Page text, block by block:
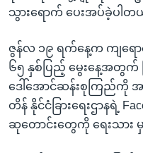
ညွန်း
စာမျက်နှာ
သို့
ကျော်
ကြည့်
ရှာဖွေ
သုတပဒေသာ အင်္ဂလိပ်စာ
Learning English
ဗွီအိုအေ လူမှုကွန်ယက်များ
ဘာသာစကားများ
သွားရောက် ပေးအပ်ခဲ့ပါတ
ဇွန်လ ၁၉ ရက်နေ့က ကျရေ
၆၅ နှစ်ပြည့် မွေးနေ့အတွက်
ဒေါ်အောင်ဆန်းစုကြည်ကို
တိန် နိုင်ငံခြားရေးဌာနရဲ့
ဆုတောင်းတွေကို ရေးသား